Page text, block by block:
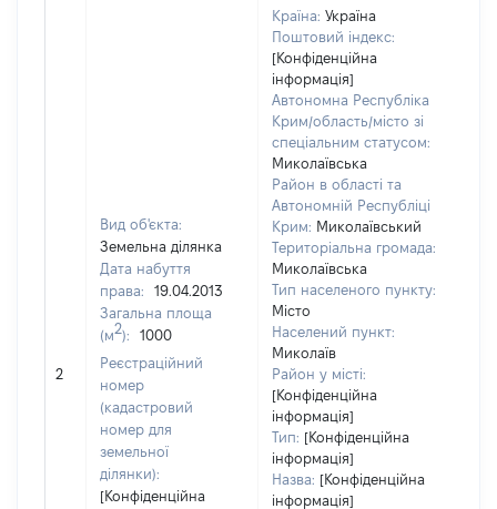
2
Вид об'єкта:
Земельна ділянка
Дата набуття
права:
19.04.2013
Загальна площа
(м2):
1000
Реєстраційний
номер
(кадастровий
номер для
земельної
ділянки):
[Конфіденційна
Країна: Україна
Поштовий індекс:
[Конфіденційна
інформація]
Автономна Республіка
Крим/область/місто зі
спеціальним статусом:
Миколаївська
Район в області та
Автономній Республіці
Крим: Миколаївський
Територіальна громада:
Миколаївська
Тип населеного пункту:
Місто
Населений пункт:
Миколаїв
Район у місті:
[Конфіденційна
інформація]
Тип: [Конфіденційна
інформація]
Назва: [Конфіденційна
інформація]